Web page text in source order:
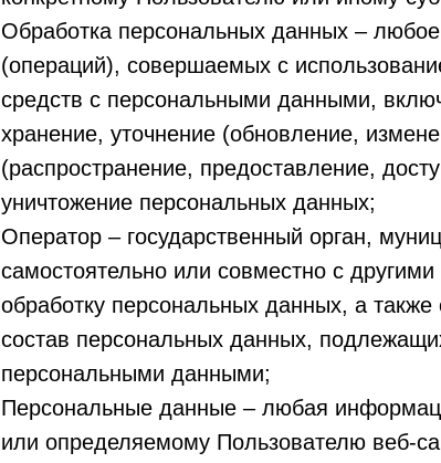
Обработка персональных данных –
(операций), совершаемых с
средств с персональными данными,
хранение, уточнение (обновление,
(распространение, предоставление,
уничтожение персональных данных;
Оператор – государственный орган,
самостоятельно или совместно с
обработку персональных данных, а
состав персональных данных,
персональными данными;
Персональные данные – любая
или определяемому Пользователю веб-